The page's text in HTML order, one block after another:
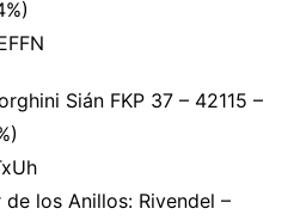
Sián FKP 37 – 42115 –
de los Anillos: Rivendel –